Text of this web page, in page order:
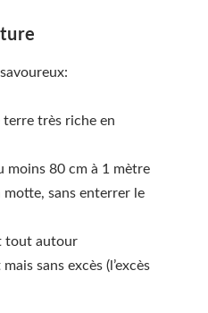
terre très riche en
moins 80 cm à 1 mètre
motte, sans enterrer le
tout autour
sans excès (l’excès